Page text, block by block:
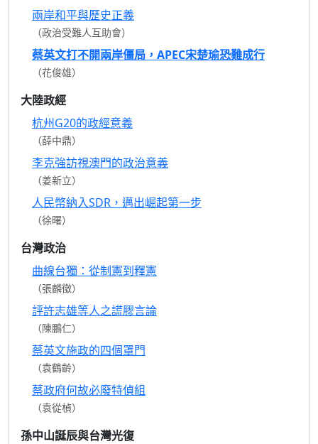
兩岸和平與歷史正義
（政治受難人互助會）
蔡英文打不開兩岸僵局，APEC宋楚瑜恐難成行
（花俊雄）
大陸政經
杭州G20的政經意義
（薛中鼎）
李克強訪視澳門的政治意義
（姜新立）
人民幣納入SDR，邁出崛起第一步
（徐曙）
台灣政治
曲線台獨：從制憲到釋憲
（張麟徵）
評許志雄等人之謊膠言論
（陳鵬仁）
蔡英文施政的四個罩門
（袁鶴齡）
蔡政府何故必廢特偵組
（袁從楨）
孫中山誕辰與台灣光復